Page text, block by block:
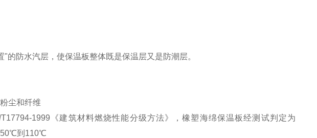
的防水汽层，使保温板整体既是保温层又是防潮层。
尘和纤维
1999《建筑材料燃烧性能分级方法》，橡塑海绵保温板经测试判定为
50℃到110℃